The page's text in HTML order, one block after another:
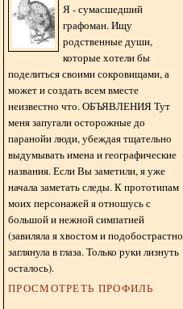
Я - сумасшедший
графоман. Ищу
родственные души,
которые хотели бы
поделиться своими сокровищами, а
может и создать всем вместе
неизвестно что. ОБЪЯВЛЕНИЯ Тут
меня запугали осторожные до
паранойи люди, убеждая тщательно
выдумывать имена и географические
названия. Если Вы заметили, я уже
начала заметать следы. К прототипам
моих персонажей я отношусь с
большой и нежной симпатией
(завиляла я хвостом и подобострастно
заглянула в глаза. Только руки лизнуть
осталось).
ПРОСМОТРЕТЬ ПРОФИЛЬ